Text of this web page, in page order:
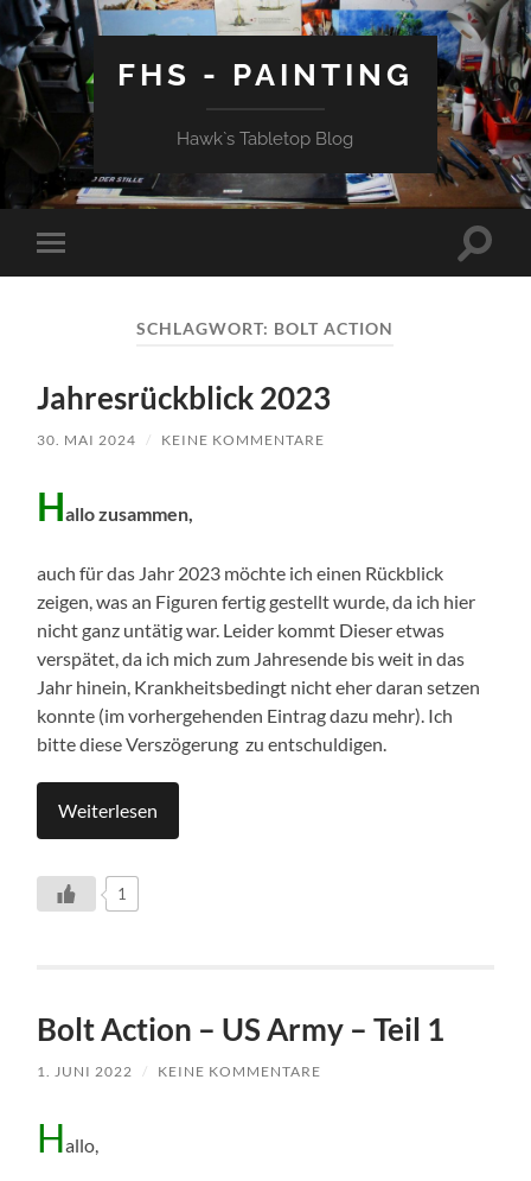
FHS - PAINTING
Hawk`s Tabletop Blog
Mobile-
Menü
SCHLAGWORT: BOLT ACTION
Jahresrückblick 2023
30. MAI 2024 / KEINE KOMMENTARE
Hallo zusammen,
auch für das Jahr 2023 möchte ich einen Rückblick
zeigen, was an Figuren fertig gestellt wurde, da ich hier
nicht ganz untätig war. Leider kommt Dieser etwas
verspätet, da ich mich zum Jahresende bis weit in das
Jahr hinein, Krankheitsbedingt nicht eher daran setzen
konnte (im vorhergehenden Eintrag dazu mehr). Ich
bitte diese Verszögerung zu entschuldigen.
Weiterlesen
1
Bolt Action – US Army – Teil 1
1. JUNI 2022 / KEINE KOMMENTARE
Hallo,